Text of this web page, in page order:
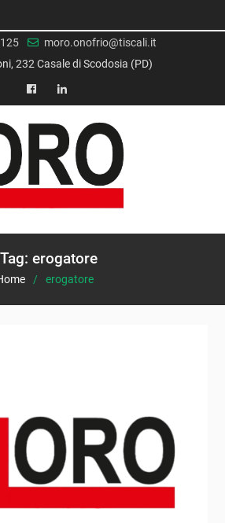
moro.onofrio@tiscali.it
232 Casale di Scodosia (PD)
facebookLinkedin
Tag: erogatore
erogatore